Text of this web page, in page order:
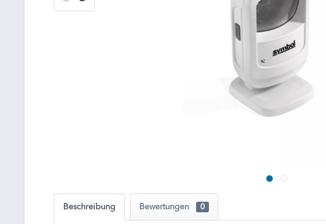
Beschreibung Bewertungen 0